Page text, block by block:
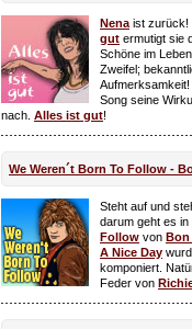
Nena ist zurück!
gut ermutigt sie
Schöne im
Zweifel;
Song seine
nach. Alles ist gut!
We Weren´t Born To Follow -
Steht auf und
darum geht es in
Follow von Bon
A Nice Day
komponiert.
Feder von